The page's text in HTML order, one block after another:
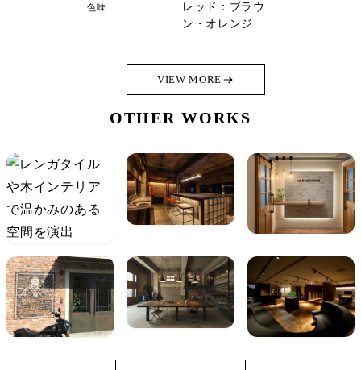
色味
レッド：ブラウ
ン・オレンジ
VIEW MORE
OTHER WORKS